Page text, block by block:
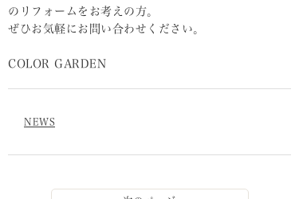
のリフォームをお考えの方。
ぜひお気軽にお問い合わせください。
COLOR GARDEN
NEWS